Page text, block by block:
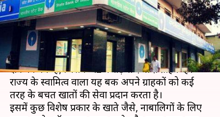
लेखन प्रदीप मौर्य Apr 25, 2019 05:35 pm
क्या है खबर?
भारतीय स्टेट बैंक(SBI) देश का सबसे बड़ा सार्वजनिक
क्षेत्र का बैंक है, जिसके 42 करोड़ से ज़्यादा ग्राहक हैं।
राज्य के स्वामित्व वाला यह बैंक अपने ग्राहकों को कई
तरह के बचत खातों की सेवा प्रदान करता है।
इसमें कुछ विशेष प्रकार के खाते जैसे, नाबालिगों के लिए